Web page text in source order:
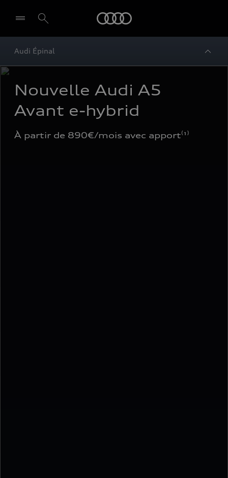
Audi Épinal
Nouvelle Audi A5
Avant e-hybrid
À partir de 890€/mois avec apport⁽¹⁾